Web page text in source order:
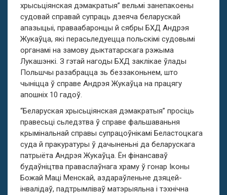
хрысьціянская дэмакратыя” вельмі занепакоены
судовай справай супраць дзеяча беларускай
апазыцыі, праваабаронцы й сябры БХД Андрэя
Жукаўца, які перасьледуецца польскімі судовымі
органамі на замову дыктатарскага рэжыма
Лукашэнкі. З гэтай нагоды БХД заклікае ўлады
Польшчы разабрацца зь беззаконьнем, што
чыніцца ў справе Андрэя Жукаўца на працягу
апошніх 10 гадоў.
“Беларуская хрысьціянская дэмакратыя” просіць
правесьці сьледзтва ў справе фальшаваньня
крымінальнай справы супрацоўнікамі Беластоцкага
суда й пракуратуры ў дачыненьні да беларускага
патрыёта Андрэя Жукаўца. Ён фінансаваў
будаўніцтва праваслаўнага храму ў гонар Іконы
Божай Маці Менскай, аздараўленьне дзяцей-
інвалідаў, падтрымліваў матэрыяльна і тэхнічна